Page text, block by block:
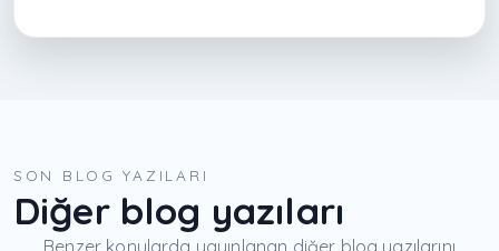
SON BLOG YAZILARI
Diğer blog yazıları